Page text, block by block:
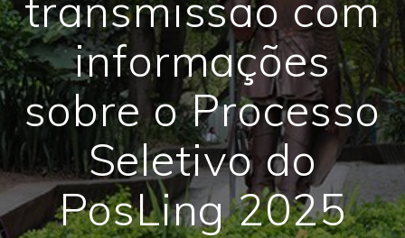
informações
sobre o Processo
Seletivo do
PosLing 2025